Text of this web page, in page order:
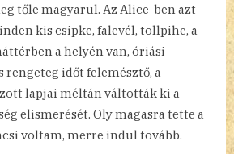
tőle magyarul. Az Alice-ben azt
kis csipke, falevél, tollpihe, a
a helyén van, óriási
időt felemésztő, a
lapjai méltán váltották ki a
elismerését. Oly magasra tette a
voltam, merre indul tovább.